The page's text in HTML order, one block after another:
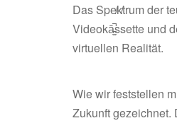
Das Spe̸k̸trum der
Videokā̵͍̫̚ssette und
virtuellen Realität.
Wie wir feststellen
Zukunft gezeichnet.